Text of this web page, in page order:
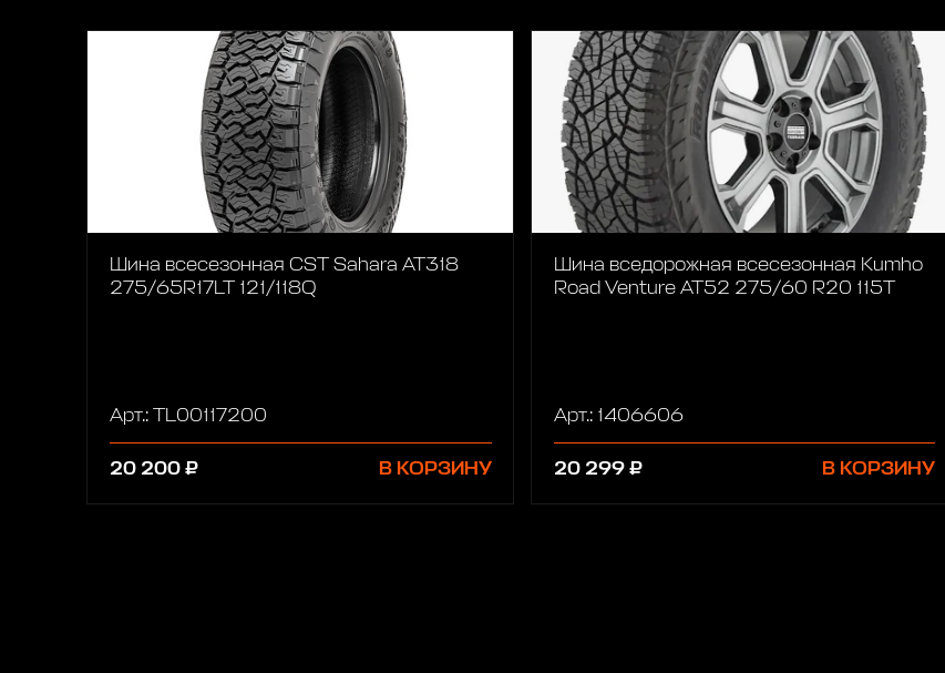
Шина всесезонная CST Sahara AT318
275/65R17LT 121/118Q
Арт.: TL00117200
20 200 ₽ В КОРЗИНУ
Шина вседорожная всесезонная Kumho
Road Venture AT52 275/60 R20 115T
Арт.: 1406606
20 299 ₽ В КОРЗИНУ